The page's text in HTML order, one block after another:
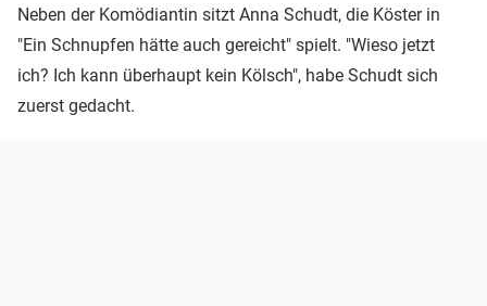
Neben der Komödiantin sitzt Anna Schudt, die Köster in
"Ein Schnupfen hätte auch gereicht" spielt. "Wieso jetzt
ich? Ich kann überhaupt kein Kölsch", habe Schudt sich
zuerst gedacht.